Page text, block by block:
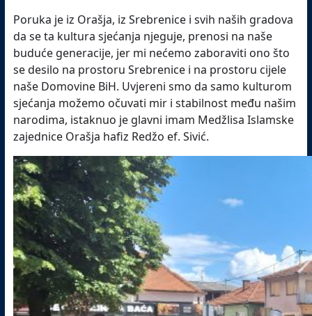
Poruka je iz Orašja, iz Srebrenice i svih naših gradova
da se ta kultura sjećanja njeguje, prenosi na naše
buduće generacije, jer mi nećemo zaboraviti ono što
se desilo na prostoru Srebrenice i na prostoru cijele
naše Domovine BiH. Uvjereni smo da samo kulturom
sjećanja možemo očuvati mir i stabilnost među našim
narodima, istaknuo je glavni imam Medžlisa Islamske
zajednice Orašja hafiz Redžo ef. Sivić.